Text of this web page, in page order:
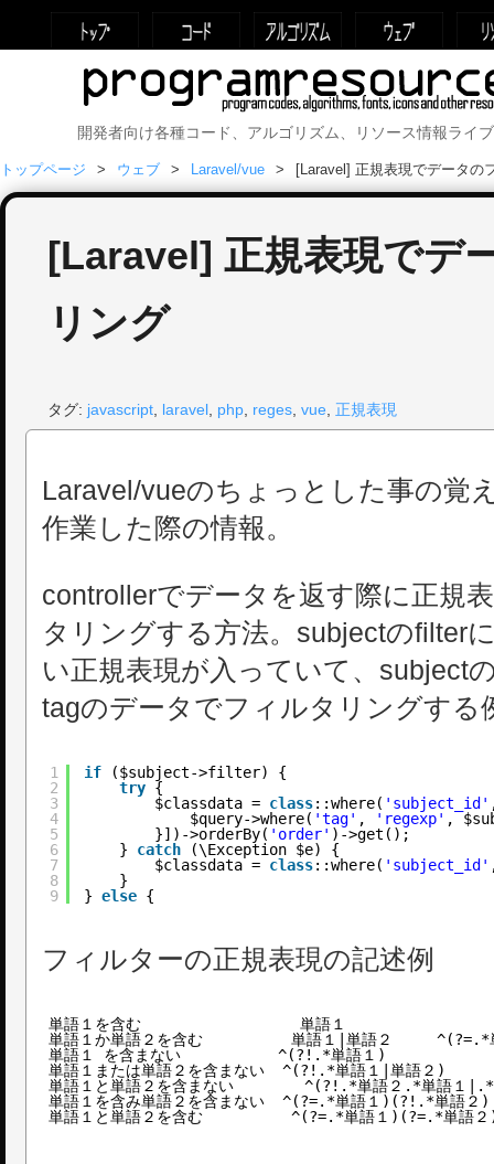
開発者向け各種コード、アルゴリズム、リソース情報ラ
トップページ ウェブ Laravel/vue [Laravel] 正規表現でデータの
[Laravel] 正規表現でデ
リング
タグ: javascript, laravel , php, reges, vue, 正規表現
Laravel/vueのちょっとした事の覚
作業した際の情報。
controllerでデータを返す際に正規
タリングする方法。subjectのfilter
い正規表現が入っていて、subject
tagのデータでフィルタリングする
1
2
3
4
5
6
7
8
9
if
($subject->filter) {
try {
$classdata = class::where( 'subject_id'
$query->where( 'tag' , 'regexp' ,
}])->orderBy( 'order' )->get();
} catch
(\Exception $e) {
$classdata = class::where( 'subject_id'
}
} else {
フィルターの正規表現の記述例
単語１を含む                  単語１
単語１か単語２を含む          単語１|単語２
単語１ を含まない           ^(?!.*単語１)
単語１または単語２を含まない  ^(?!.*単語１|単語２)
単語１と単語２を含まない        ^(?!.*単語２.*単語１
単語１を含み単語２を含まない  ^(?=.*単語１)(?!.*単語２)
単語１と単語２を含む          ^(?=.*単語１)(?=.*単語